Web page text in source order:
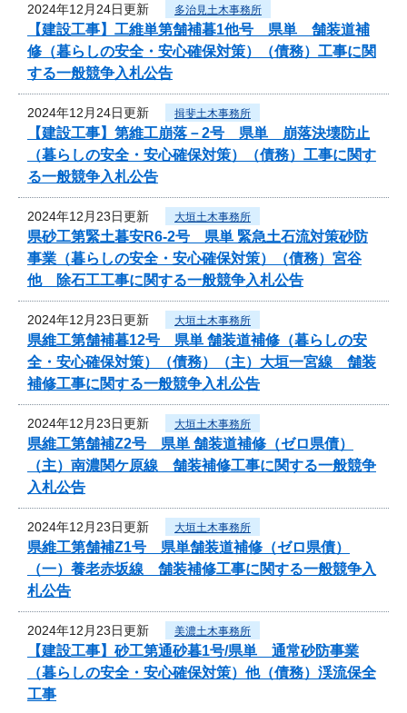
2024年12月24日更新 多治見土木事務所
【建設工事】工維単第舗補暮1他号 県単 舗装道補
修（暮らしの安全・安心確保対策）（債務）工事に関
する一般競争入札公告
2024年12月24日更新 揖斐土木事務所
【建設工事】第維工崩落－2号 県単 崩落決壊防止
（暮らしの安全・安心確保対策）（債務）工事に関す
る一般競争入札公告
2024年12月23日更新 大垣土木事務所
県砂工第緊土暮安R6-2号 県単 緊急土石流対策砂防
事業（暮らしの安全・安心確保対策）（債務）宮谷
他 除石工工事に関する一般競争入札公告
2024年12月23日更新 大垣土木事務所
県維工第舗補暮12号 県単 舗装道補修（暮らしの安
全・安心確保対策）（債務）（主）大垣一宮線 舗装
補修工事に関する一般競争入札公告
2024年12月23日更新 大垣土木事務所
県維工第舗補Z2号 県単 舗装道補修（ゼロ県債）
（主）南濃関ケ原線 舗装補修工事に関する一般競争
入札公告
2024年12月23日更新 大垣土木事務所
県維工第舗補Z1号 県単舗装道補修（ゼロ県債）
（一）養老赤坂線 舗装補修工事に関する一般競争入
札公告
2024年12月23日更新 美濃土木事務所
【建設工事】砂工第通砂暮1号/県単 通常砂防事業
（暮らしの安全・安心確保対策）他（債務）渓流保全
工事